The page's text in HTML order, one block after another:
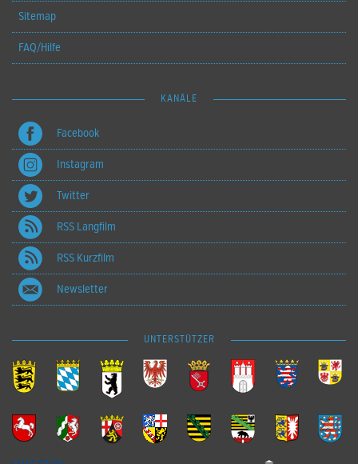
Sitemap
FAQ/Hilfe
KANÄLE
Facebook
Instagram
Twitter
RSS Langfilm
RSS Kurzfilm
Newsletter
UNTERSTÜTZER